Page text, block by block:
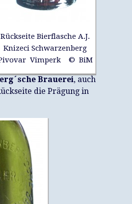
Rückseite Bierflasche A.J.
Knizeci Schwarzenberg
Vimperk © BiM
Brauerei, auch
die Prägung in